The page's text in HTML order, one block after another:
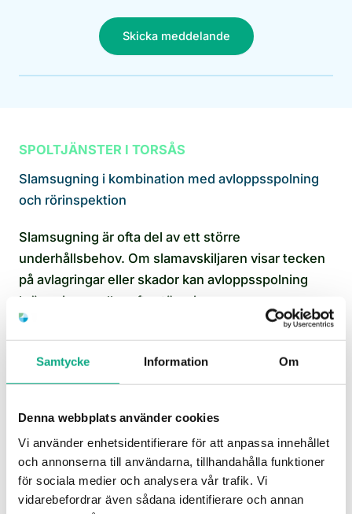
Samtycke Information Om
Denna webbplats använder cookies
Vi använder enhetsidentifierare för att anpassa innehållet
och annonserna till användarna, tillhandahålla funktioner
för sociala medier och analysera vår trafik. Vi
vidarebefordrar även sådana identifierare och annan
Skicka meddelande
SPOLTJÄNSTER I TORSÅS
Slamsugning i kombination med avloppsspolning
och rörinspektion
Slamsugning är ofta del av ett större
underhållsbehov. Om slamavskiljaren visar tecken
på avlagringar eller skador kan avloppsspolning
krävas innan eller efter tömningen.
Kamerainspektion ger bild av rörens skick, vilket är
viktigt vid äldre slamavskiljare i Söderåkras och
Gullabos villabestånd. Vid akuta stopp i slutna
tankar har vi 1 timmes responstid på jourtelefonen.
För återkommande tömningar finns avloppsservice
som samlar arbetet under ett avtal.